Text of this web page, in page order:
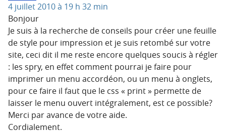
4 juillet 2010 à 19 h 32 min
Bonjour
Je suis à la recherche de conseils pour créer une feuille
de style pour impression et je suis retombé sur votre
site, ceci dit il me reste encore quelques soucis à régler
: les spry, en effet comment pourrai je faire pour
imprimer un menu accordéon, ou un menu à onglets,
pour ce faire il faut que le css « print » permette de
laisser le menu ouvert intégralement, est ce possible?
Merci par avance de votre aide.
Cordialement.